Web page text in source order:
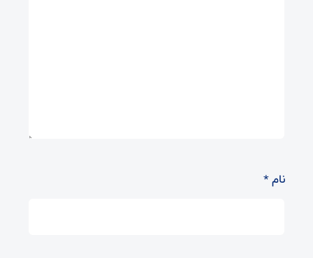
نام*